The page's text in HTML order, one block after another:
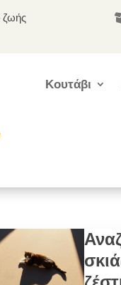
ζωής
Κουτάβι